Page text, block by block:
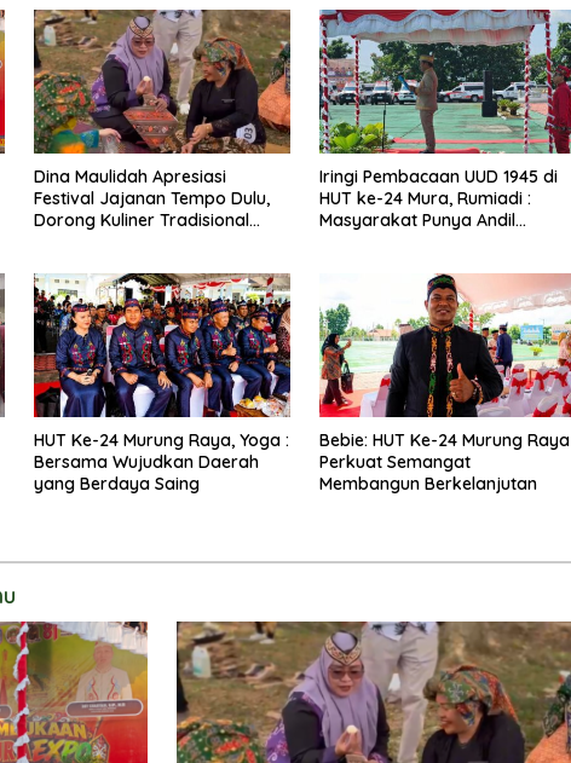
Dina Maulidah Apresiasi
Festival Jajanan Tempo Dulu,
Dorong Kuliner Tradisional
Iringi Pembacaan UUD 1945 di
HUT ke-24 Mura, Rumiadi :
Masyarakat Punya Andil
HUT Ke-24 Murung Raya, Yoga :
Bersama Wujudkan Daerah
yang Berdaya Saing
Bebie: HUT Ke-24 Murung Raya
Perkuat Semangat
Membangun Berkelanjutan